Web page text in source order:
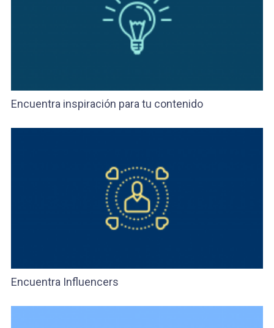
Encuentra inspiración para tu contenido
Encuentra Influencers